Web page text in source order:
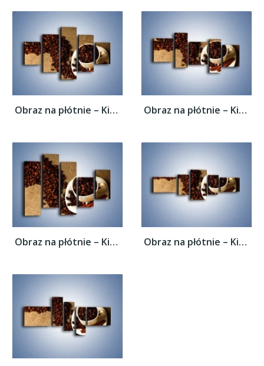
Obraz na płótnie – Kierunek w stronę kawy... Obraz na płótnie – Kierunek w stronę kawy...
Obraz na płótnie – Kierunek w stronę kawy... Obraz na płótnie – Kierunek w stronę kawy...